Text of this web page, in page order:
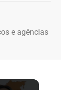
e agências